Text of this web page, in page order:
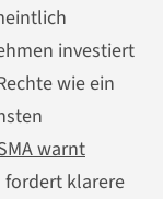
investiert
wie ein
warnt
fordert klarere